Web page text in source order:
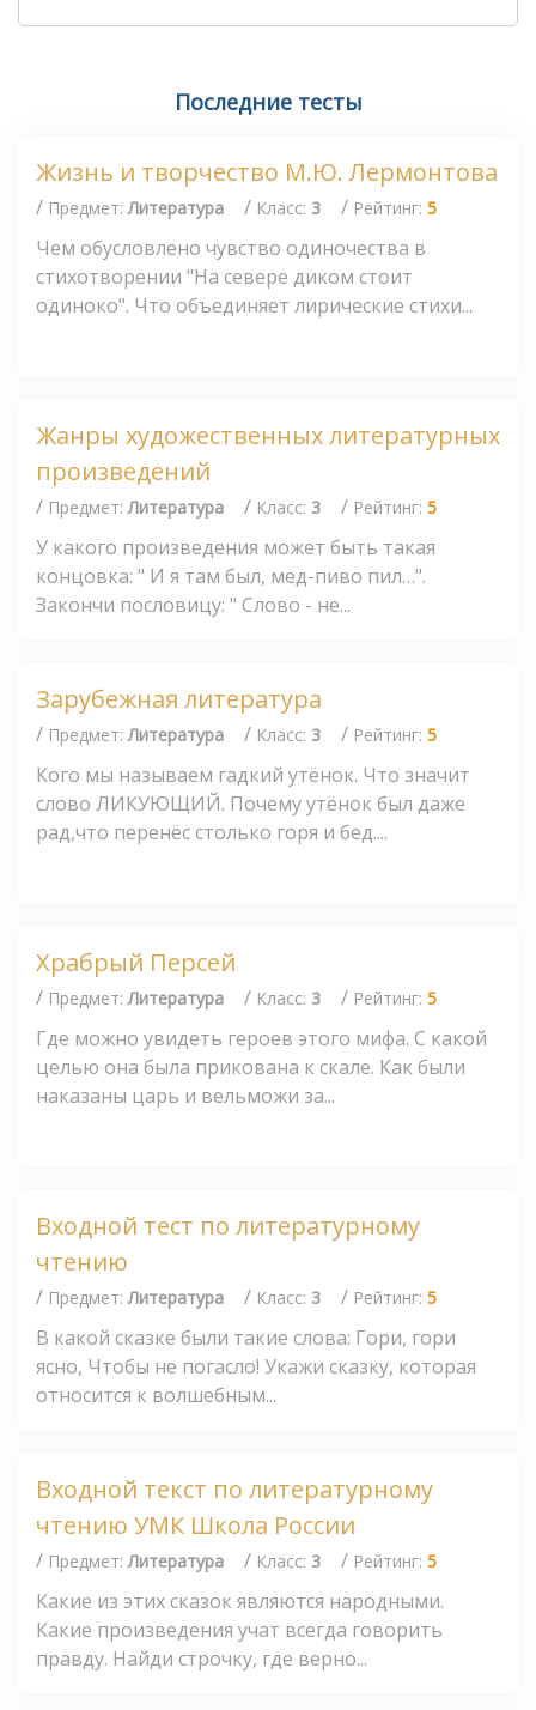
Последние тесты
Жизнь и творчество М.Ю. Лермонтова
/ Предмет:Литература / Класс: 3 / Рейтинг: 5
Чем обусловлено чувство одиночества в
стихотворении "На севере диком стоит
одиноко". Что объединяет лирические стихи...
Жанры художественных литературных
произведений
/ Предмет:Литература / Класс: 3 / Рейтинг: 5
У какого произведения может быть такая
концовка: " И я там был, мед-пиво пил…".
Закончи пословицу: " Слово - не...
Зарубежная литература
/ Предмет:Литература / Класс: 3 / Рейтинг: 5
Кого мы называем гадкий утёнок. Что значит
слово ЛИКУЮЩИЙ. Почему утёнок был даже
рад,что перенёс столько горя и бед....
Храбрый Персей
/ Предмет:Литература / Класс: 3 / Рейтинг: 5
Где можно увидеть героев этого мифа. С какой
целью она была прикована к скале. Как были
наказаны царь и вельможи за...
Входной тест по литературному
чтению
/ Предмет:Литература / Класс: 3 / Рейтинг: 5
В какой сказке были такие слова: Гори, гори
ясно, Чтобы не погасло! Укажи сказку, которая
относится к волшебным...
Входной текст по литературному
чтению УМК Школа России
/ Предмет:Литература / Класс: 3 / Рейтинг: 5
Какие из этих сказок являются народными.
Какие произведения учат всегда говорить
правду. Найди строчку, где верно...